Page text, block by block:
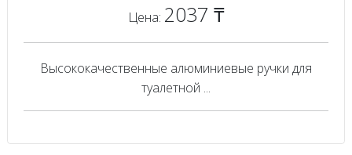
Цена: 2037 ₸
Высококачественные алюминиевые ручки для
туалетной ...